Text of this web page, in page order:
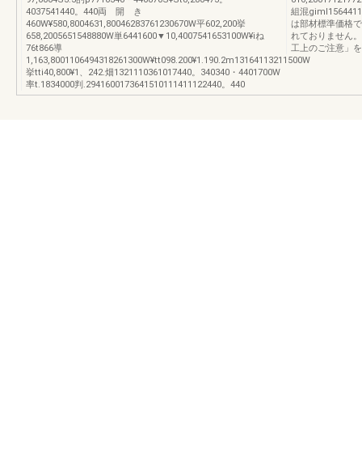
4037541440。440両 開 き
460W¥580,8004631,80046283761230670W平602,200挙
658,2005651548880W単6441600▼10,4007541653100W¥iね
76t866導
1,163,8001106494318261300W¥tt098.200¥1.190.2m13164113211500W
挙tti40,800¥1、242.畑1321110361017440。340340・4401700W
率t.1834000判.2941600173641510111411122440。440
組混
は部材標準価格
れておりません
工上のご注意」